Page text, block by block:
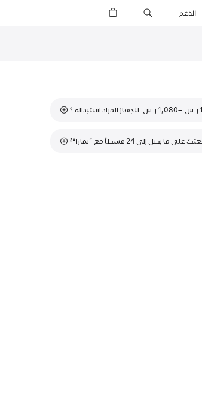
الدعم
حاشية
◊
ما يصل إلى 24 قسطاً مع ”تمارا“
حاشية
§